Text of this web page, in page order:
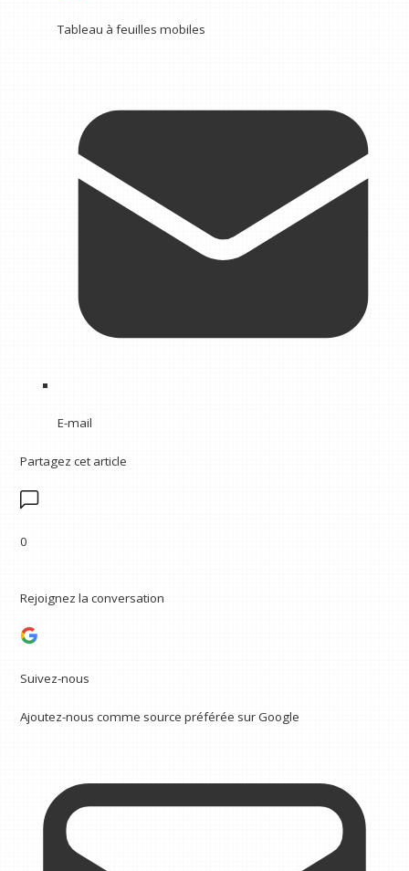
Tableau à feuilles mobiles
E-mail
Partagez cet article
0
Rejoignez la conversation
Suivez-nous
Ajoutez-nous comme source préférée sur Google